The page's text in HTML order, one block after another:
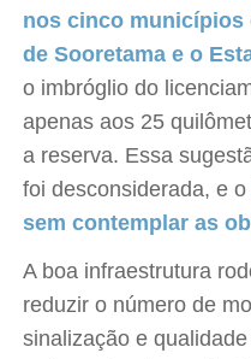
nos cinco municípios
de Sooretama e o
o imbróglio do
apenas aos 25
a reserva. Essa
foi desconsiderada, e o
sem contemplar as
A boa infraestrutura
reduzir o número de
sinalização e